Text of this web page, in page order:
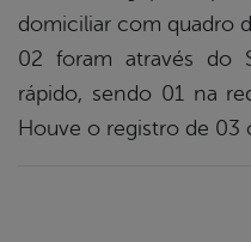
domiciliar com quadro
02 foram através do
rápido, sendo 01 na
Houve o registro de 03